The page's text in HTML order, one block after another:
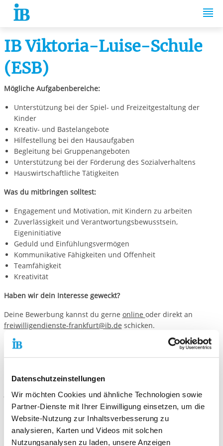
Datenschutzeinstellungen
Wir möchten Cookies und ähnliche Technologien sowie
Partner-Dienste mit Ihrer Einwilligung einsetzen, um die
Website-Nutzung zur Inhaltsverbesserung zu
analysieren, Karten und Videos mit solchen
Nutzungsanalysen zu laden, unsere Anzeigen
Springe zum Inhalt
IB Viktoria-Luise-Schule
(ESB)
Mögliche Aufgabenbereiche:
Unterstützung bei der Spiel- und Freizeitgestaltung der
Kinder
Kreativ- und Bastelangebote
Hilfestellung bei den Hausaufgaben
Begleitung bei Gruppenangeboten
Unterstützung bei der Förderung des Sozialverhaltens
Hauswirtschaftliche Tätigkeiten
Was du mitbringen solltest:
Engagement und Motivation, mit Kindern zu arbeiten
Zuverlässigkeit und Verantwortungsbewusstsein,
Eigeninitiative
Geduld und Einfühlungsvermögen
Kommunikative Fähigkeiten und Offenheit
Teamfähigkeit
Kreativität
Haben wir dein Interesse geweckt?
Deine Bewerbung kannst du gerne online oder direkt an
freiwilligendienste-frankfurt@ib.deschicken.
Kontaktiere uns!
E-Mail schreiben
Standort
Freiwilligendienste Frankfurt am Main/Main-Taunus-Kreis